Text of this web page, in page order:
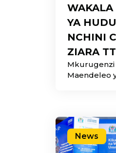
WAKALA
YA
NCHINI
ZIARA
Mkurugenzi
Maendeleo
News